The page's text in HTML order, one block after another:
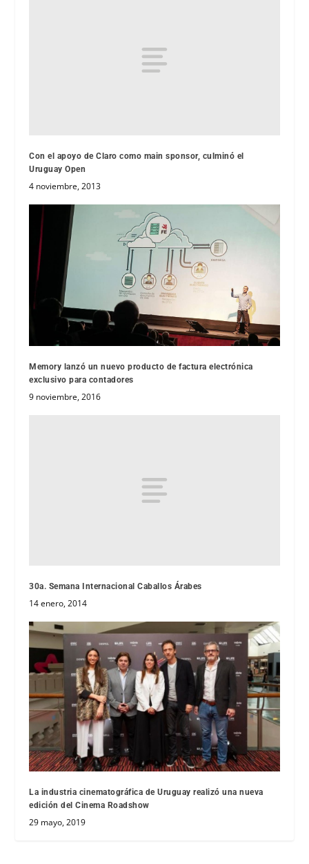
Con el apoyo de Claro como main sponsor, culminó el
Uruguay Open
4 noviembre, 2013
Memory lanzó un nuevo producto de factura electrónica
exclusivo para contadores
9 noviembre, 2016
30a. Semana Internacional Caballos Árabes
14 enero, 2014
La industria cinematográfica de Uruguay realizó una nueva
edición del Cinema Roadshow
29 mayo, 2019